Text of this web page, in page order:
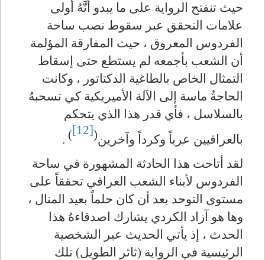
حيث تنفتح الرواية على ما يبدو أنَّهُ أولى
علامات التحقق عبر سقوط نصب ساحة
الفردوس المعروق ، حيث المفارقة المؤلمة
أن الشعب بأجمعه لم يستطع حتى إسقاط
التمثال الخاص بالطاغية الدكتاتور ، وكانت
الحاجةُ ماسة إلى الآلة الأميريكية كي تسحبهُ
بالسلاسل ، فأي قدر هذا الذي يتحكم
بالعراقيين عرباً وكرداً وآخرين(
[12]
)
.
لقد أتاحت هذا الحادثة المشهورة في ساحة
الفردوس لأبناء الشعب العراقي تحققاً على
مستوى التوحد بعد أن كان حلماً بعيد المنال ،
وها هو آزاد الكردي يشارك اصدقاءهُ هذا
الحدث ، إذ يأتي الحديث عبر الشخصية
الرئيسية في الرواية (ثائر الطويل) تلك